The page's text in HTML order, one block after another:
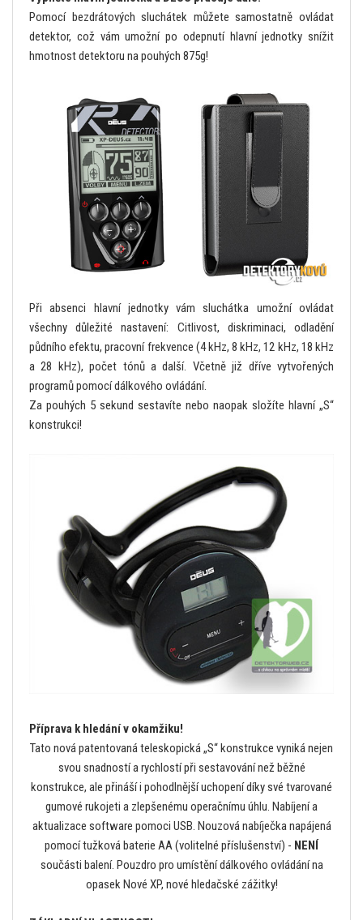
Pomocí bezdrátových sluchátek můžete samostatně ovládat
detektor, což vám umožní po odepnutí hlavní jednotky snížit
hmotnost detektoru na pouhých 875g!
Při absenci hlavní jednotky vám sluchátka umožní ovládat
všechny důležité nastavení: Citlivost, diskriminaci, odladění
půdního efektu, pracovní frekvence (4 kHz, 8 kHz, 12 kHz, 18 kHz
a 28 kHz), počet tónů a další. Včetně již dříve vytvořených
programů pomocí dálkového ovládání.
Za pouhých 5 sekund sestavíte nebo naopak složíte hlavní „S“
konstrukci!
Příprava k hledání v okamžiku!
Tato nová patentovaná teleskopická „S“ konstrukce vyniká nejen
svou snadností a rychlostí při sestavování než běžné
konstrukce, ale přináší i pohodlnější uchopení díky své tvarované
gumové rukojeti a zlepšenému operačnímu úhlu. Nabíjení a
aktualizace software pomoci USB. Nouzová nabíječka napájená
pomocí tužková baterie AA (volitelné příslušenství) - NENÍ
součásti balení. Pouzdro pro umístění dálkového ovládání na
opasek Nové XP, nové hledačské zážitky!